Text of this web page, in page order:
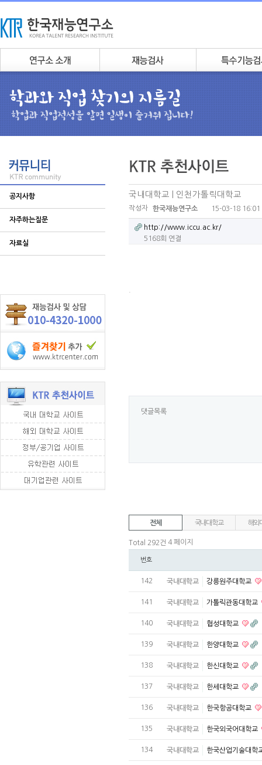
공지사항
자주하는질문
자료실
국내대학교 | 인천가톨릭대학교
작성자 한국재능연구소 15-03-18 16:01
http://www.iccu.ac.kr/
5168회 연결
댓글목록
전체 국내대학교 해외
Total 292건 4 페이지
번호
142 국내대학교 강릉원주대학교
141 국내대학교 가톨릭관동대학교
140 국내대학교 협성대학교
139 국내대학교 한양대학교
138 국내대학교 한신대학교
137 국내대학교 한세대학교
136 국내대학교 한국항공대학교
135 국내대학교 한국외국어대학교
134 국내대학교 한국산업기술대학